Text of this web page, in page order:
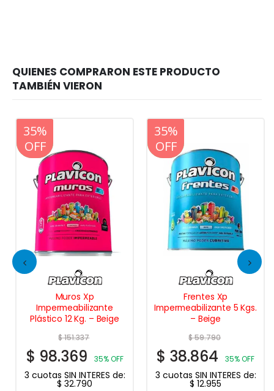
20%
OFF
35%
OFF
Muros Xp
Impermeabilizante
Plástico 12 Kg. – Beige
$151.337
$ 98.369 35% OFF
3 cuotas SIN INTERES de:
$ 32.790
20%
OFF
35%
OFF
Frentes Xp
Impermeabilizante 5 Kgs.
– Beige
$59.790
$ 38.864 35% OFF
3 cuotas SIN INTERES de:
$ 12.955